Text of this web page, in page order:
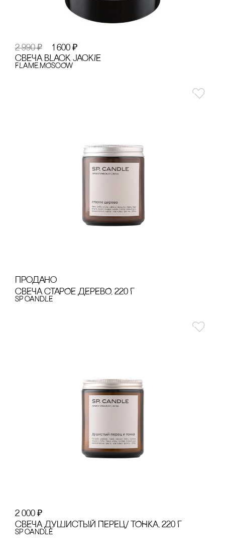
2 990₽ 1 600 ₽
сВЕЧА BLACK JACKIE
FLAME.MOSCOW
продано
сВЕЧА сТАРОЕ ДЕРЕВО, 220 Г
SP CANDLE
2 000 ₽
сВЕЧА ДУШИсТЫЙ ПЕРЕЦ/ ТОНКА, 220 Г
SP CANDLE